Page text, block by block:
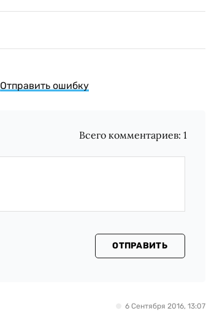
Отправить ошибку
Всего комментариев:1
ОТПРАВИТЬ
6 Сентября 2016, 13:07